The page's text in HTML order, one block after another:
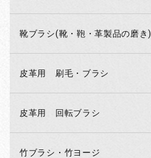
靴ブラシ(靴・鞄・革製品の磨き)
皮革用 刷毛・ブラシ
皮革用 回転ブラシ
竹ブラシ・竹ヨージ